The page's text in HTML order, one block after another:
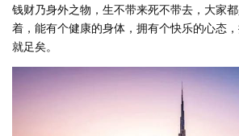
钱财乃身外之物，生不带来死不带去，大家
着，能有个健康的身体，拥有个快乐的心态
就足矣。